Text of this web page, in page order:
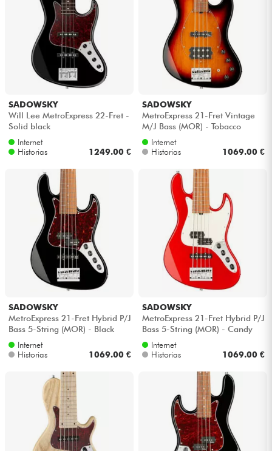
SADOWSKY
Will Lee MetroExpress 22-Fret -
Solid black
Internet
Historias
1249.00 €
SADOWSKY
MetroExpress 21-Fret Vintage
M/J Bass (MOR) - Tobacco
sunburst transparent
Internet
Historias
1069.00 €
SADOWSKY
MetroExpress 21-Fret Hybrid P/J
Bass 5-String (MOR) - Black
pearlInternet
Historias
1069.00 €
SADOWSKY
MetroExpress 21-Fret Hybrid P/J
Bass 5-String (MOR) - Candy
apple red metallic
Internet
Historias
1069.00 €